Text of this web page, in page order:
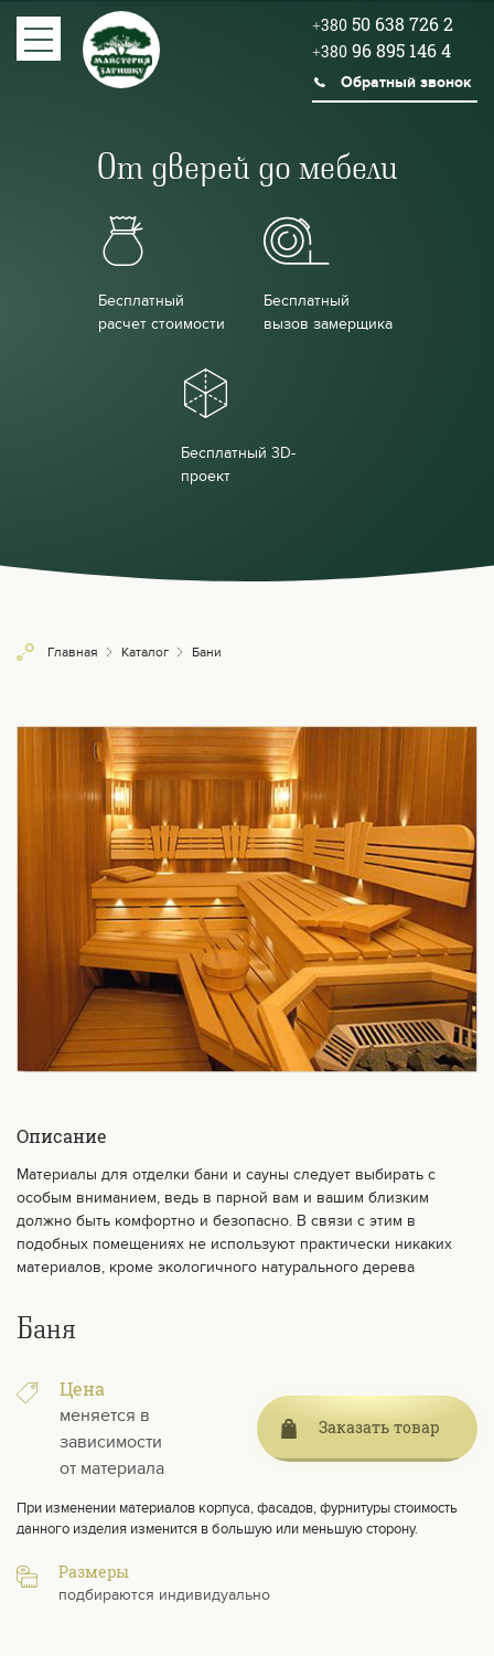
+380 50 638 726 2
+380 96 895 146 4
Обратный звонок
От дверей до мебели
Бесплатный
расчет стоимости
Бесплатный
вызов замерщика
Бесплатный 3D-
проект
Главная Каталог Бани
Описание
Материалы для отделки бани и сауны следует выбирать с
особым вниманием, ведь в парной вам и вашим близким
должно быть комфортно и безопасно. В связи с этим в
подобных помещениях не используют практически никаких
материалов, кроме экологичного натурального дерева
Баня
Цена
меняется в
зависимости
от материала
Заказать товар
При изменении материалов корпуса, фасадов, фурнитуры стоимость
данного изделия изменится в большую или меньшую сторону.
Размеры
подбираются индивидуально